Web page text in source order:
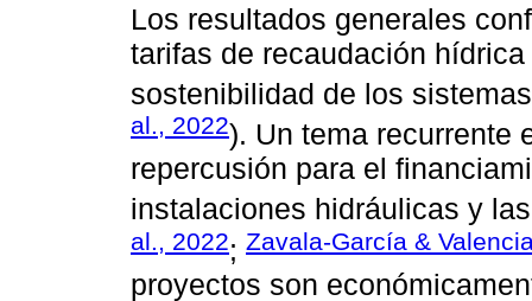
Los resultados generales
tarifas de recaudación
sostenibilidad de los
al., 2022). Un tema recurrente
repercusión para el
instalaciones hidráulicas y
al., 2022; Zavala-García &
proyectos son